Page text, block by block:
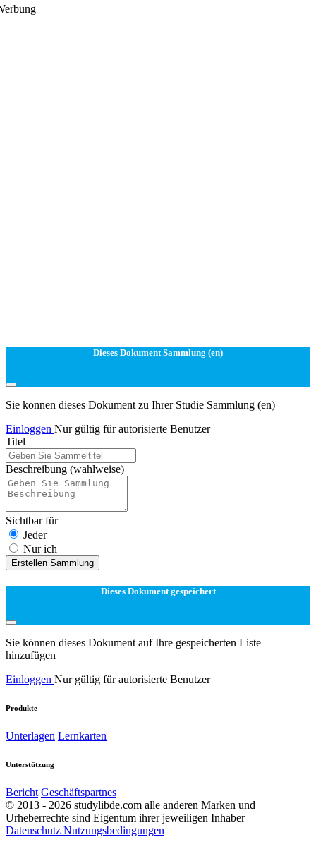
Dieses Dokument Sammlung (en)
Sie können dieses Dokument zu Ihrer Studie Sammlung (en)
Einloggen Nur gültig für autorisierte Benutzer
Titel
Beschreibung (wahlweise)
Sichtbar für
Jeder
Nur ich
Erstellen Sammlung
Dieses Dokument gespeichert
Sie können dieses Dokument auf Ihre gespeicherten Liste
hinzufügen
Einloggen Nur gültig für autorisierte Benutzer
Produkte
Unterlagen Lernkarten
Unterstützung
Bericht Geschäftspartnes
© 2013 - 2026 studylibde.com alle anderen Marken und
Urheberrechte sind Eigentum ihrer jeweiligen Inhaber
Datenschutz Nutzungsbedingungen